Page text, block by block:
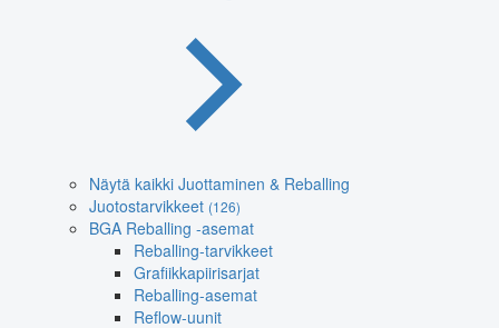
Näytä kaikki Juottaminen & Reballing
Juotostarvikkeet (126)
BGA Reballing -asemat
Reballing-tarvikkeet
Grafiikkapiirisarjat
Reballing-asemat
Reflow-uunit